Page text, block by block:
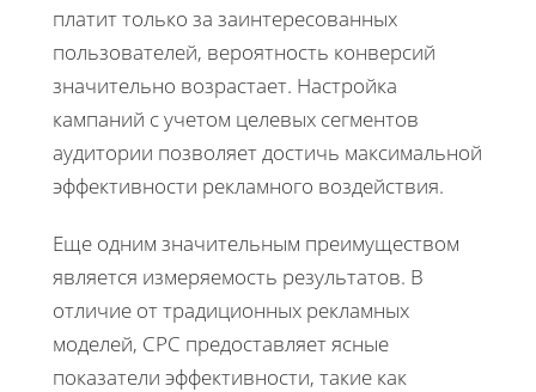
платит только за заинтересованных
пользователей, вероятность конверсий
значительно возрастает. Настройка
кампаний с учетом целевых сегментов
аудитории позволяет достичь максимальной
эффективности рекламного воздействия.
Еще одним значительным преимуществом
является измеряемость результатов. В
отличие от традиционных рекламных
моделей, CPC предоставляет ясные
показатели эффективности, такие как